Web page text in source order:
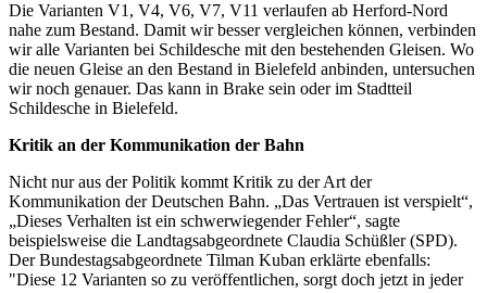
Die Varianten V1, V4, V6, V7, V11 verlaufen ab Herford-Nord
nahe zum Bestand. Damit wir besser vergleichen können, verbinden
wir alle Varianten bei Schildesche mit den bestehenden Gleisen. Wo
die neuen Gleise an den Bestand in Bielefeld anbinden, untersuchen
wir noch genauer. Das kann in Brake sein oder im Stadtteil
Schildesche in Bielefeld.
Kritik an der Kommunikation der Bahn
Nicht nur aus der Politik kommt Kritik zu der Art der
Kommunikation der Deutschen Bahn. „Das Vertrauen ist verspielt“,
„Dieses Verhalten ist ein schwerwiegender Fehler“, sagte
beispielsweise die Landtagsabgeordnete Claudia Schüßler (SPD).
Der Bundestagsabgeordnete Tilman Kuban erklärte ebenfalls:
"Diese 12 Varianten so zu veröffentlichen, sorgt doch jetzt in jeder